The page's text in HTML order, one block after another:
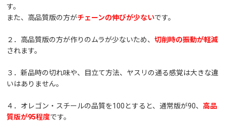
す。
また、高品質版の方がチェーンの伸びが少ないです。
２．高品質版の方が作りのムラが少ないため、切削時の振動が軽減
されます。
３．新品時の切れ味や、目立て方法、ヤスリの通る感覚は大きな違
いはありません。
４．オレゴン・スチールの品質を100とすると、通常版が90、 高品
質版が95程度です。